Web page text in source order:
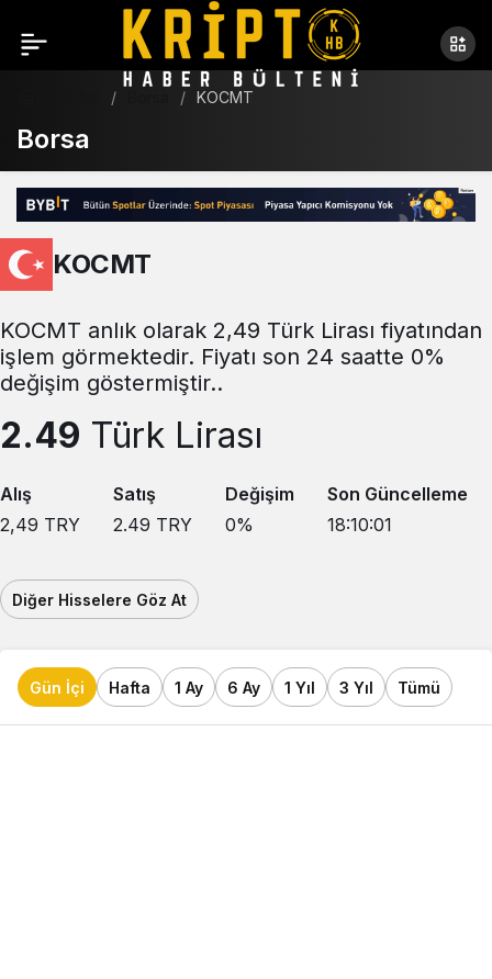
KOCMT
Borsa
KOCMT
KOCMT anlık olarak 2,49 Türk Lirası fiyatından
işlem görmektedir. Fiyatı son 24 saatte 0%
değişim göstermiştir..
2.49 Türk Lirası
Alış
2,49 TRY
Satış
2.49 TRY
Değişim
0%
Son Güncelleme
18:10:01
Diğer Hisselere Göz At
Gün İçi Hafta 1 Ay 6 Ay 1 Yıl 3 Yıl Tümü